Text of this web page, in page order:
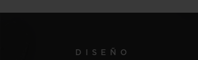
DISEÑO